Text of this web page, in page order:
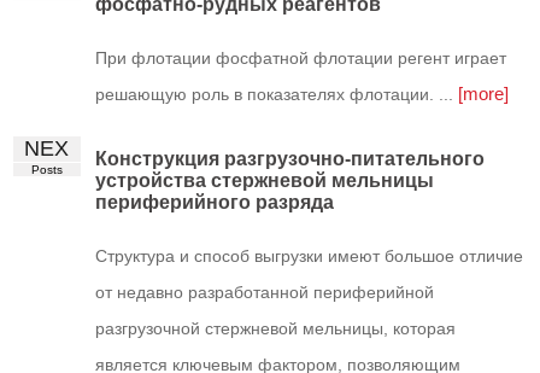
При флотации фосфатной флотации регент играет
решающую роль в показателях флотации. ...
[more]
NEX
Posts
Конструкция разгрузочно-питательного
устройства стержневой мельницы
периферийного разряда
Структура и способ выгрузки имеют большое отличие
от недавно разработанной периферийной
разгрузочной стержневой мельницы, которая
является ключевым фактором, позволяющим